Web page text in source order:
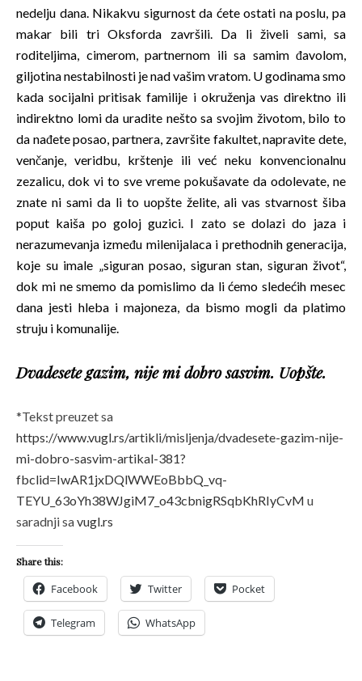
nedelju dana. Nikakvu sigurnost da ćete ostati na poslu, pa
makar bili tri Oksforda završili. Da li živeli sami, sa
roditeljima, cimerom, partnernom ili sa samim đavolom,
giljotina nestabilnosti je nad vašim vratom. U godinama smo
kada socijalni pritisak familije i okruženja vas direktno ili
indirektno lomi da uradite nešto sa svojim životom, bilo to
da nađete posao, partnera, završite fakultet, napravite dete,
venčanje, veridbu, krštenje ili već neku konvencionalnu
zezalicu, dok vi to sve vreme pokušavate da odolevate, ne
znate ni sami da li to uopšte želite, ali vas stvarnost šiba
poput kaiša po goloj guzici. I zato se dolazi do jaza i
nerazumevanja između milenijalaca i prethodnih generacija,
koje su imale „siguran posao, siguran stan, siguran život“,
dok mi ne smemo da pomislimo da li ćemo sledećih mesec
dana jesti hleba i majoneza, da bismo mogli da platimo
struju i komunalije.
Dvadesete gazim, nije mi dobro sasvim. Uopšte.
*Tekst preuzet sa
https://www.vugl.rs/artikli/misljenja/dvadesete-gazim-nije-
mi-dobro-sasvim-artikal-381?
fbclid=IwAR1jxDQlWWEoBbbQ_vq-
TEYU_63oYh38WJgiM7_o43cbnigRSqbKhRIyCvM u
saradnji savugl.rs
Share this:
Facebook Twitter Pocket
Telegram WhatsApp